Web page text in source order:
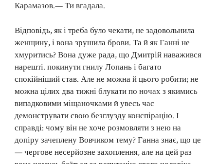
Карамазов.— Ти вгадала.
Відповідь, як і треба було чекати, не задовольнила
женщину, і вона зрушила брови. Та й як Ганні не
хмуритись? Вона дуже рада, що Дмитрій наважився
нарешті. покинути гнилу Лопань і багато
спокійніший став. Але не можна й цього робити; не
можна цілих два тижні блукати по ночах з якимись
випадковими міщаночками й увесь час
демонструвати свою безглузду конспірацію. І
справді: чому він не хоче розмовляти з нею на
допіру зачеплену Вовчиком тему? Ганна знає, що це
— чергове несерйозне захоплення, але на цей раз